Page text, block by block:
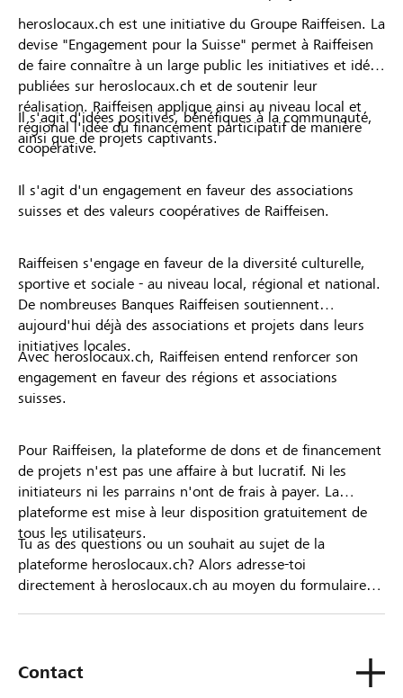
heroslocaux.ch est une initiative du Groupe Raiffeisen. La
devise "Engagement pour la Suisse" permet à Raiffeisen
de faire connaître à un large public les initiatives et idées
publiées sur heroslocaux.ch et de soutenir leur
réalisation. Raiffeisen applique ainsi au niveau local et
régional l'idée du financement participatif de manière
coopérative.
Il s'agit d'idées positives, bénéfiques à la communauté,
ainsi que de projets captivants.
Il s'agit d'un engagement en faveur des associations
suisses et des valeurs coopératives de Raiffeisen.
Raiffeisen s'engage en faveur de la diversité culturelle,
sportive et sociale - au niveau local, régional et national.
De nombreuses Banques Raiffeisen soutiennent
aujourd'hui déjà des associations et projets dans leurs
initiatives locales.
Avec heroslocaux.ch, Raiffeisen entend renforcer son
engagement en faveur des régions et associations
suisses.
Pour Raiffeisen, la plateforme de dons et de financement
de projets n'est pas une affaire à but lucratif. Ni les
initiateurs ni les parrains n'ont de frais à payer. La
plateforme est mise à leur disposition gratuitement de
tous les utilisateurs.
Tu as des questions ou un souhait au sujet de la
plateforme heroslocaux.ch? Alors adresse-toi
directement à heroslocaux.ch au moyen du formulaire
Contact